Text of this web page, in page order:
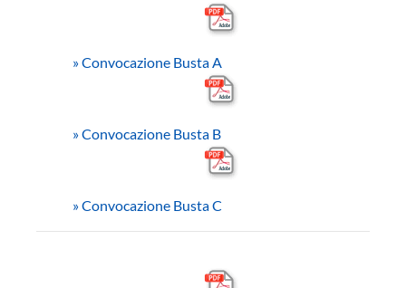
»Convocazione Busta A
»Convocazione Busta B
»Convocazione Busta C